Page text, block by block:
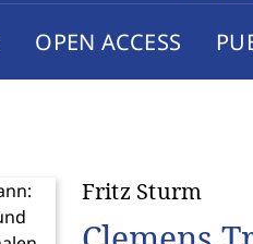
OPEN ACCESS
Fritz Sturm